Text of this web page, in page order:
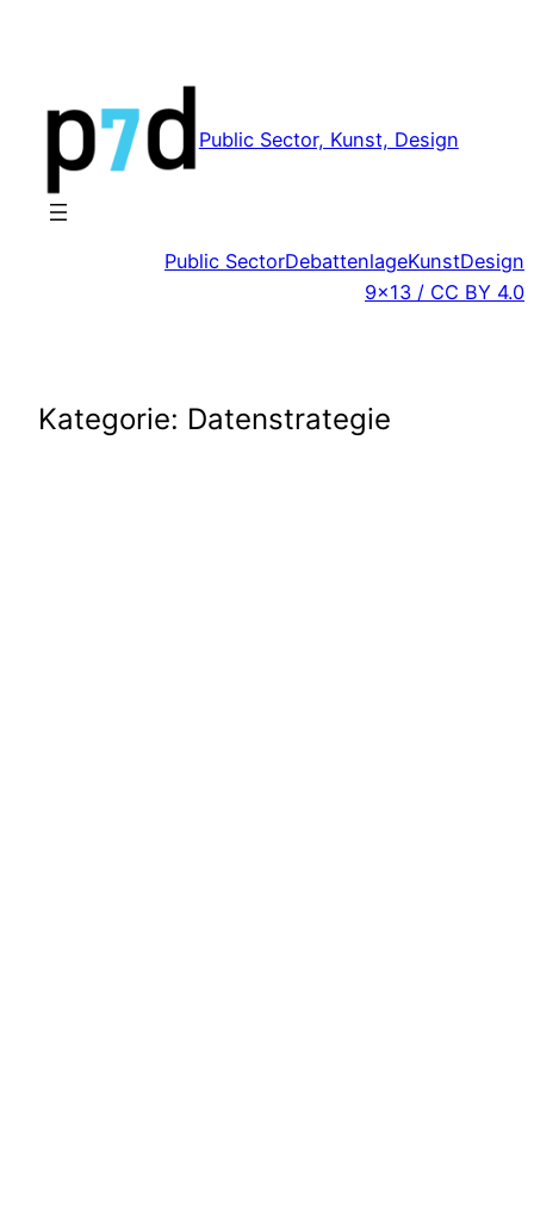
Public Sector, Kunst, Design
Public SectorDebattenlageKunstDesign
9×13 / CC BY 4.0
Kategorie: Datenstrategie